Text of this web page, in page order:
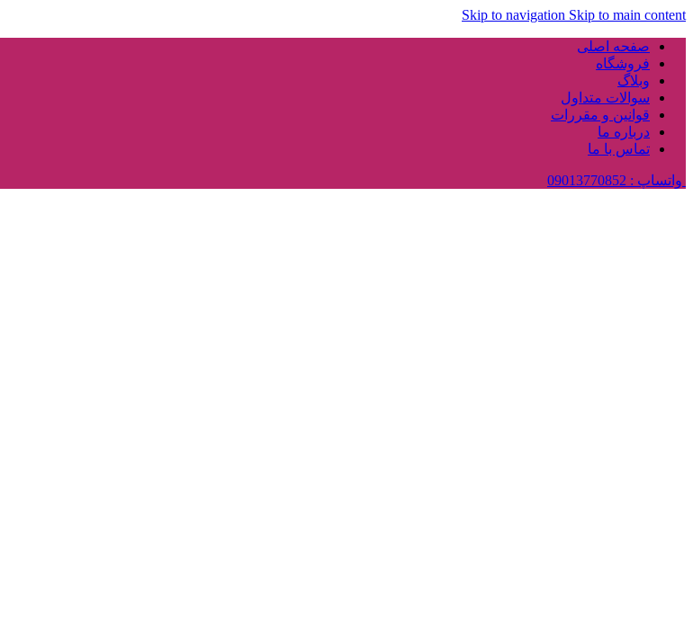
Skip to navigation Skip to main content
صفحه اصلی
فروشگاه
وبلاگ
سوالات متداول
قوانین و مقررات
درباره ما
تماس با ما
واتساپ : 09013770852